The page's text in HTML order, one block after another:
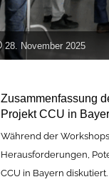
28. November 2025
Zusammenfassung
Projekt CCU in
Während der
Herausforderungen,
CCU in Bayern diskutiert.